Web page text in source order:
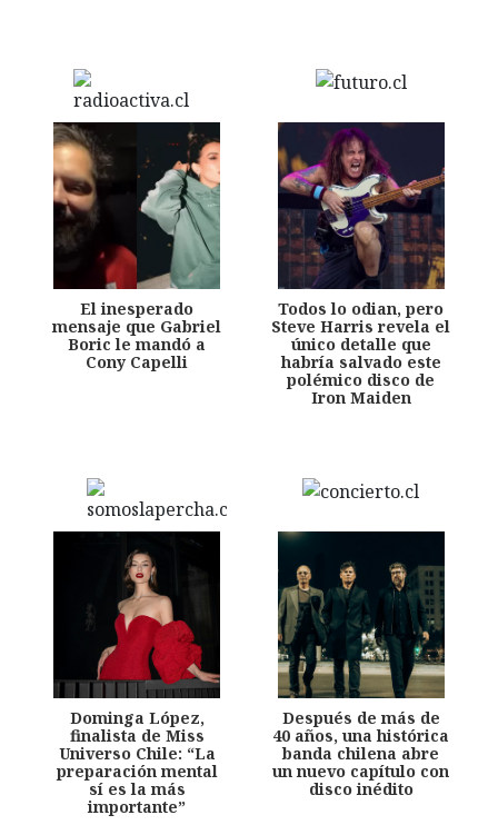
El inesperado
mensaje que Gabriel
Boric le mandó a
Cony Capelli
Todos lo odian, pero
Steve Harris revela el
único detalle que
habría salvado este
polémico disco de
Iron Maiden
Dominga López,
finalista de Miss
Universo Chile: “La
preparación mental
sí es la más
importante”
Después de más de
40 años, una histórica
banda chilena abre
un nuevo capítulo con
disco inédito